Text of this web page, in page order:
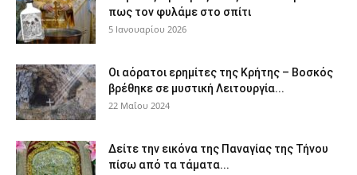
πως τον φυλάμε στο σπίτι
5 Ιανουαρίου 2026
Οι αόρατοι ερημίτες της Κρήτης – Βοσκός
βρέθηκε σε μυστική Λειτουργία...
22 Μαΐου 2024
Δείτε την εικόνα της Παναγίας της Τήνου
πίσω από τα τάματα...